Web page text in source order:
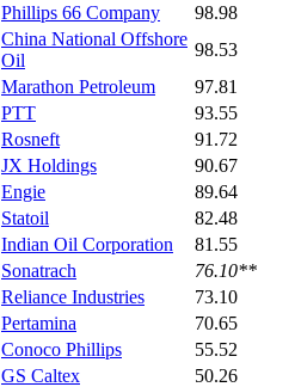
Phillips 66 Company
98.98
China National Offshore
Oil
98.53
Marathon Petroleum
97.81
PTT
93.55
Rosneft
91.72
JX Holdings
90.67
Engie
89.64
Statoil
82.48
Indian Oil Corporation
81.55
Sonatrach
76.10**
Reliance Industries
73.10
Pertamina
70.65
Conoco Phillips
55.52
GS Caltex
50.26